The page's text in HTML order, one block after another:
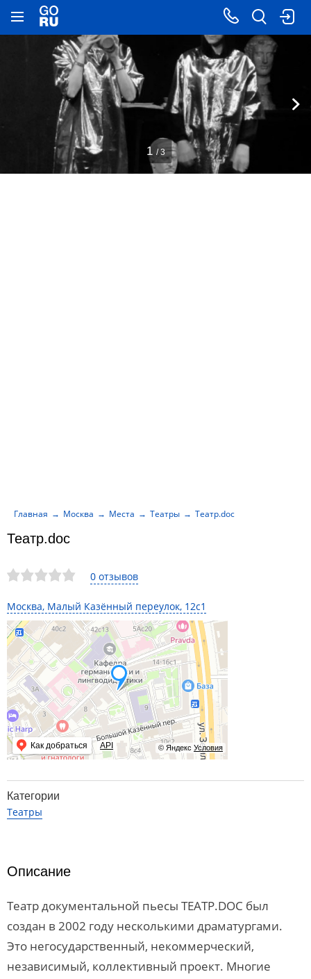
0 отзывов
Москва, Малый Казённый переулок, 12с1
© Яндекс Условия
Как добраться API
Театр.doc
Главная Москва Места Театры Театр.doc
1 / 3
Категории
Театры
Описание
Театр документальной пьесы ТЕАТР.DOC был
создан в 2002 году несколькими драматургами.
Это негосударственный, некоммерческий,
независимый, коллективный проект. Многие